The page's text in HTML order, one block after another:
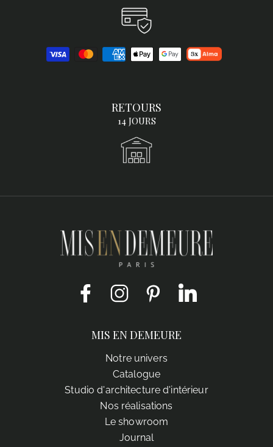
RETOURS
14 JOURS
Facebook Instagram Pinterest
MIS EN DEMEURE
Notre univers
Catalogue
Studio d'architecture d'intérieur
Nos réalisations
Le showroom
Journal